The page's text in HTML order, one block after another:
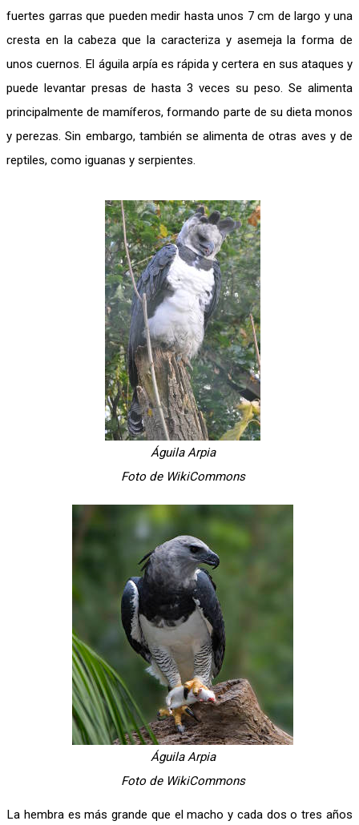
fuertes garras que pueden medir hasta unos 7 cm de largo y una
cresta en la cabeza que la caracteriza y asemeja la forma de
unos cuernos. El águila arpía es rápida y certera en sus ataques y
puede levantar presas de hasta 3 veces su peso. Se alimenta
principalmente de mamíferos, formando parte de su dieta monos
y perezas. Sin embargo, también se alimenta de otras aves y de
reptiles, como iguanas y serpientes.
Águila Arpia
Foto de WikiCommons
Águila Arpia
Foto de WikiCommons
La hembra es más grande que el macho y cada dos o tres años